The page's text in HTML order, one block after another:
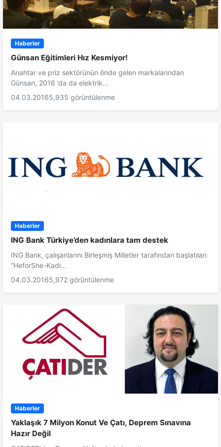
Haberler
Günsan Eğitimleri Hız Kesmiyor!
Anahtar ve priz sektörünün önde gelen markalarından
Günsan, 2016 ’da da elektrik...
04.03.20165,935 görüntülenme
Haberler
ING Bank Türkiye’den kadınlara tam destek
ING Bank, çalışanlarını Birleşmiş Milletler tarafından başlatılan
“HeforShe-Kadı...
04.03.20165,972 görüntülenme
Haberler
Yaklaşık 7 Milyon Konut Ve Çatı, Deprem Sınavına
Hazır Değil